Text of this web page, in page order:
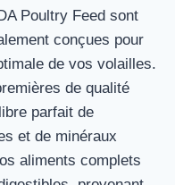
Poultry Feed sont
conçues pour
de vos volailles.
de qualité
parfait de
et de minéraux
aliments complets